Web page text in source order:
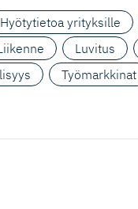
Hyötytietoa yrityksille
Luvitus
Työmarkkinat